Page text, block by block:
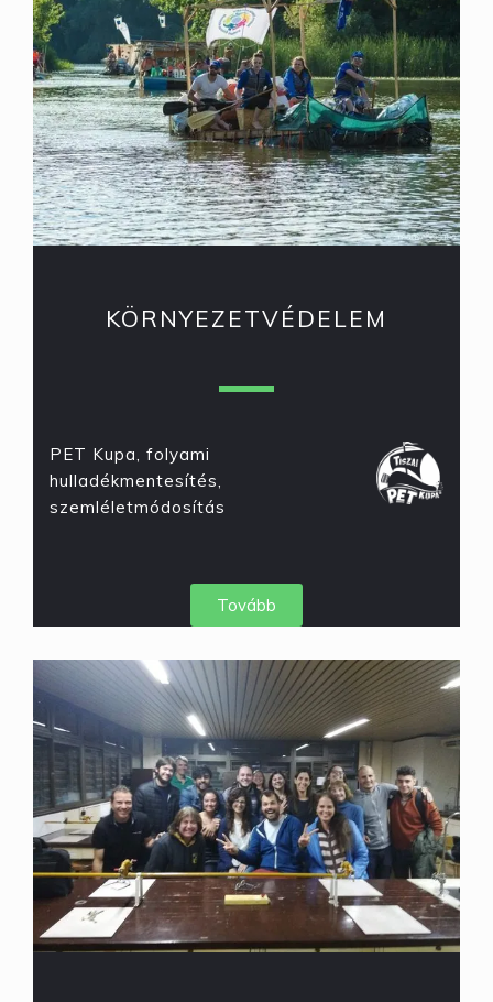
KÖRNYEZETVÉDELEM
PET Kupa, folyami
hulladékmentesítés,
szemléletmódosítás
Tovább